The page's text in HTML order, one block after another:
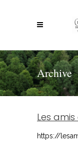
Archive
Les
https://